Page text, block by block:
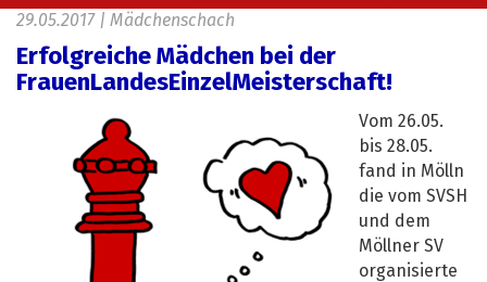
29.05.2017 | Mädchenschach
Erfolgreiche Mädchen bei der
FrauenLandesEinzelMeisterschaft!
Vom 26.05.
bis 28.05.
fand in Mölln
die vom SVSH
und dem
Möllner SV
organisierte